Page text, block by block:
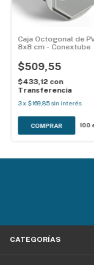
Caja Octogonal de
8x8 cm - Conextube
$509,55
$433,12 con
Transferencia
3x $169,85 sin interés
100
CATEGORÍAS